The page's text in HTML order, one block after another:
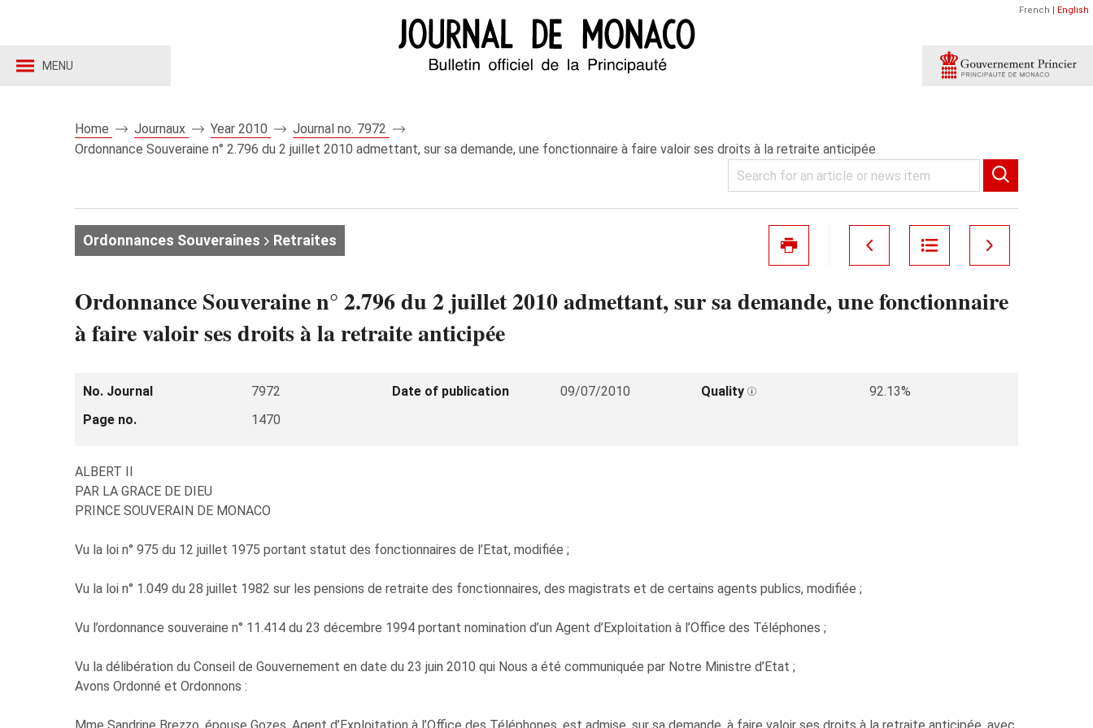
MENU
French | English
Home Journaux Year 2010
Journal no. 7972
Ordonnance Souveraine n° 2.796 du 2 juillet 2010 admettant, sur sa demande, une fonctionnaire à faire valoir ses droits à la retraite anticipée
Ordonnances Souveraines Retraites
Ordonnance Souveraine n° 2.796 du 2 juillet 2010 admettant, sur sa demande, une fonctionnaire
à faire valoir ses droits à la retraite anticipée
No. Journal 7972 Date of publication 09/07/2010 Quality
92.13%
Page no.
1470
ALBERT II
PAR LA GRACE DE DIEU
PRINCE SOUVERAIN DE MONACO
Vu la loi n° 975 du 12 juillet 1975 portant statut des fonctionnaires de l’Etat, modifiée ;
Vu la loi n° 1.049 du 28 juillet 1982 sur les pensions de retraite des fonctionnaires, des magistrats et de certains agents publics, modifiée ;
Vu l’ordonnance souveraine n° 11.414 du 23 décembre 1994 portant nomination d’un Agent d’Exploitation à l’Office des Téléphones ;
Vu la délibération du Conseil de Gouvernement en date du 23 juin 2010 qui Nous a été communiquée par Notre Ministre d’Etat ;
Avons Ordonné et Ordonnons :